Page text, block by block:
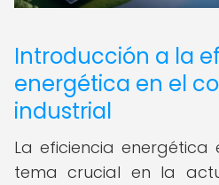
Introducción a la
energética en el
industrial
La eficiencia energética
tema crucial en la